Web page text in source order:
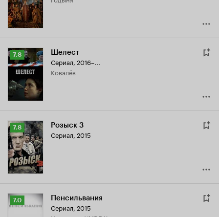
Рейтинг
Кинопоиска
7.8
7.8 Шелест
Сериал, 2016–...
Ковалёв
Рейтинг
Кинопоиска
7.8
7.8 Розыск 3
Сериал, 2015
Рейтинг
Кинопоиска
7.0 Пенсильвания
Сериал, 2015